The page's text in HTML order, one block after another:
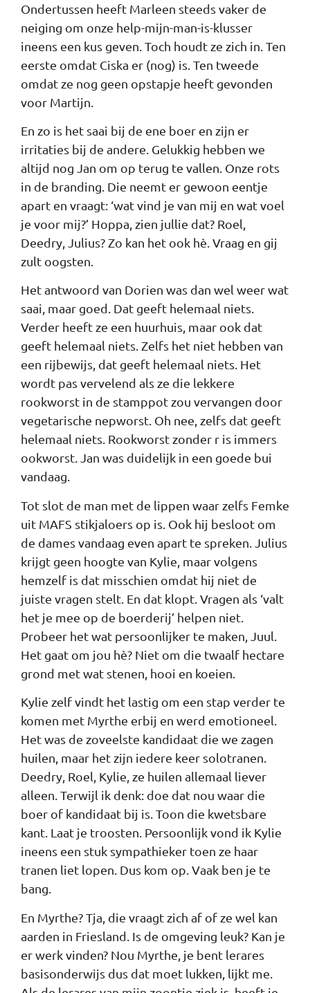
Ondertussen heeft Marleen steeds vaker de
neiging om onze help-mijn-man-is-klusser
ineens een kus geven. Toch houdt ze zich in. Ten
eerste omdat Ciska er (nog) is. Ten tweede
omdat ze nog geen opstapje heeft gevonden
voor Martijn.
En zo is het saai bij de ene boer en zijn er
irritaties bij de andere. Gelukkig hebben we
altijd nog Jan om op terug te vallen. Onze rots
in de branding. Die neemt er gewoon eentje
apart en vraagt: ‘wat vind je van mij en wat voel
je voor mij?’ Hoppa, zien jullie dat? Roel,
Deedry, Julius? Zo kan het ook hè. Vraag en gij
zult oogsten.
Het antwoord van Dorien was dan wel weer wat
saai, maar goed. Dat geeft helemaal niets.
Verder heeft ze een huurhuis, maar ook dat
geeft helemaal niets. Zelfs het niet hebben van
een rijbewijs, dat geeft helemaal niets. Het
wordt pas vervelend als ze die lekkere
rookworst in de stamppot zou vervangen door
vegetarische nepworst. Oh nee, zelfs dat geeft
helemaal niets. Rookworst zonder r is immers
ookworst. Jan was duidelijk in een goede bui
vandaag.
Tot slot de man met de lippen waar zelfs Femke
uit MAFS stikjaloers op is. Ook hij besloot om
de dames vandaag even apart te spreken. Julius
krijgt geen hoogte van Kylie, maar volgens
hemzelf is dat misschien omdat hij niet de
juiste vragen stelt. En dat klopt. Vragen als ‘valt
het je mee op de boerderij’ helpen niet.
Probeer het wat persoonlijker te maken, Juul.
Het gaat om jou hè? Niet om die twaalf hectare
grond met wat stenen, hooi en koeien.
Kylie zelf vindt het lastig om een stap verder te
komen met Myrthe erbij en werd emotioneel.
Het was de zoveelste kandidaat die we zagen
huilen, maar het zijn iedere keer solotranen.
Deedry, Roel, Kylie, ze huilen allemaal liever
alleen. Terwijl ik denk: doe dat nou waar die
boer of kandidaat bij is. Toon die kwetsbare
kant. Laat je troosten. Persoonlijk vond ik Kylie
ineens een stuk sympathieker toen ze haar
tranen liet lopen. Dus kom op. Vaak ben je te
bang.
En Myrthe? Tja, die vraagt zich af of ze wel kan
aarden in Friesland. Is de omgeving leuk? Kan je
er werk vinden? Nou Myrthe, je bent lerares
basisonderwijs dus dat moet lukken, lijkt me.